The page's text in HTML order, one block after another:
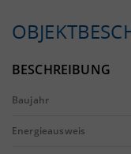
BESCHREIBUNG
Baujahr
Energieausweis